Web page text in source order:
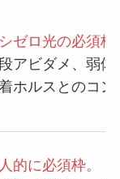
ゼロ光の必須枠
アビダメ、弱
ホルスとのコ
的に必須枠。